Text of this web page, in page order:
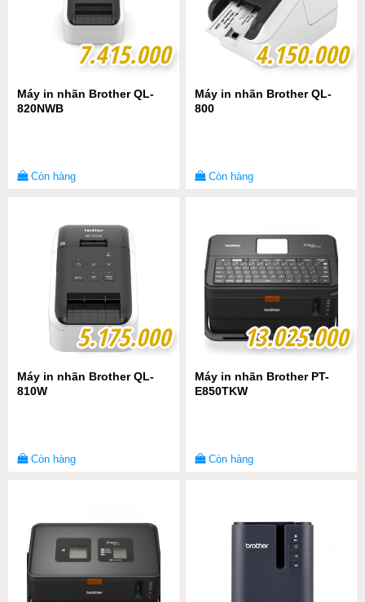
7.415.000
7.415.000
Máy in nhãn Brother QL-
820NWB
Còn hàng
4.150.000
4.150.000
Máy in nhãn Brother QL-
800
Còn hàng
5.175.000
5.175.000
Máy in nhãn Brother QL-
810W
Còn hàng
13.025.000
13.025.000
Máy in nhãn Brother PT-
E850TKW
Còn hàng